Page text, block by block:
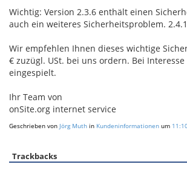
Wichtig: Version 2.3.6 enthält einen
auch ein weiteres Sicherheitsproblem.
Wir empfehlen Ihnen dieses wichtige
€ zuzügl. USt. bei uns ordern. Bei
eingespielt.
Ihr Team von
onSite.org internet service
Geschrieben von Jörg Muth in Kundeninformationen um
Trackbacks